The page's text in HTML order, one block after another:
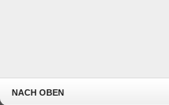
NACH OBEN